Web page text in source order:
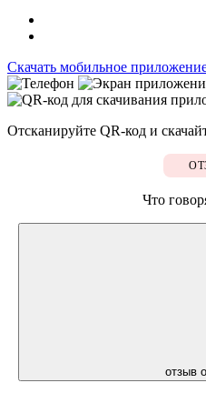
Скачать мобильное
Отсканируйте QR-код и
Что
отзыв